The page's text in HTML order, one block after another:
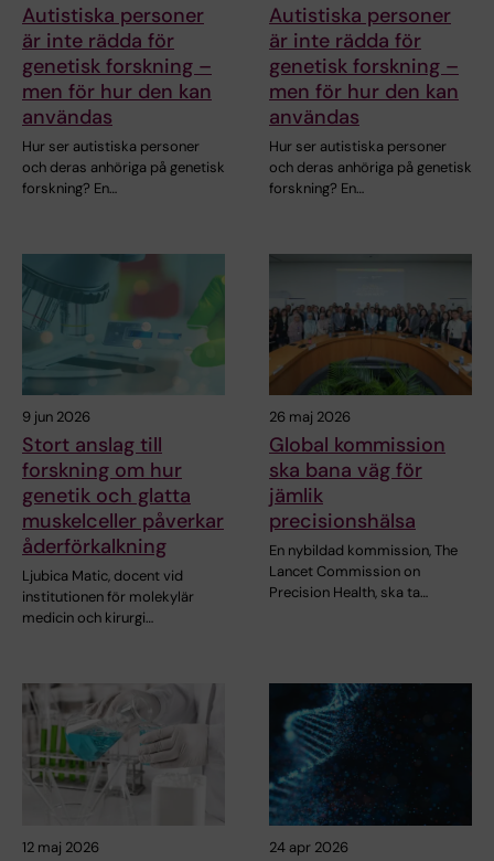
Autistiska personer
är inte rädda för
genetisk forskning –
men för hur den kan
användas
Hur ser autistiska personer
och deras anhöriga på genetisk
forskning? En…
Autistiska personer
är inte rädda för
genetisk forskning –
men för hur den kan
användas
Hur ser autistiska personer
och deras anhöriga på genetisk
forskning? En…
9 jun 2026
Stort anslag till
forskning om hur
genetik och glatta
muskelceller påverkar
åderförkalkning
Ljubica Matic, docent vid
institutionen för molekylär
medicin och kirurgi…
26 maj 2026
Global kommission
ska bana väg för
jämlik
precisionshälsa
En nybildad kommission, The
Lancet Commission on
Precision Health, ska ta…
12 maj 2026 24 apr 2026